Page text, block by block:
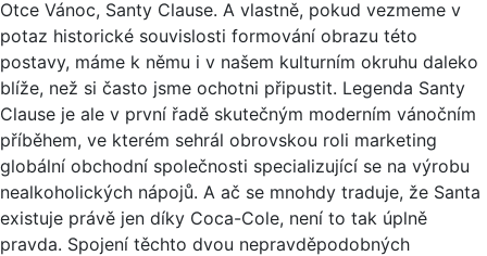
Otce Vánoc, Santy Clause. A vlastně, pokud vezmeme v
potaz historické souvislosti formování obrazu této
postavy, máme k němu i v našem kulturním okruhu daleko
blíže, než si často jsme ochotni připustit. Legenda Santy
Clause je ale v první řadě skutečným moderním vánočním
příběhem, ve kterém sehrál obrovskou roli marketing
globální obchodní společnosti specializující se na výrobu
nealkoholických nápojů. A ač se mnohdy traduje, že Santa
existuje právě jen díky Coca-Cole, není to tak úplně
pravda. Spojení těchto dvou nepravděpodobných